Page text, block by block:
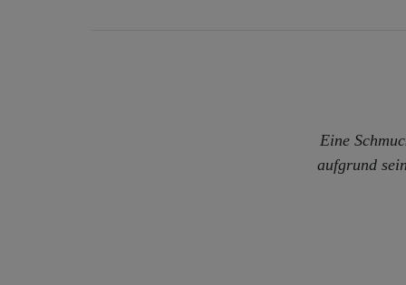
Eine
aufgrund